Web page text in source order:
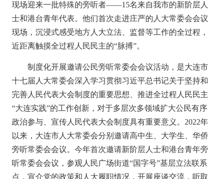
现场迎来一批特殊的旁听者——15名来自我市的新阶层人
士和港台青年代表。他们首次走进庄严的人大常委会会议
现场，沉浸式感受地方人大立法、监督等工作的全过程，
近距离触摸全过程人民民主的“脉搏”。
制度化开展邀请公民旁听常委会会议活动，是大连市
十七届人大常委会深入学习贯彻习近平总书记关于坚持和
完善人民代表大会制度的重要思想 、推进全过程人民民主
“大连实践”的工作创新，对于多层次多领域扩大公民有序
政治参与、宣传人民代表大会制度具有重要意义。 2022年
以来，大连市人大常委会分别邀请高中生、大学生、华侨
旁听常委会会议。今年首次邀请新阶层人士和港台青年旁
听常委会会议，参观人民广场街道“国字号”基层立法联系
点，宣介党的政策和人大履职情况，开展座谈交流，听取